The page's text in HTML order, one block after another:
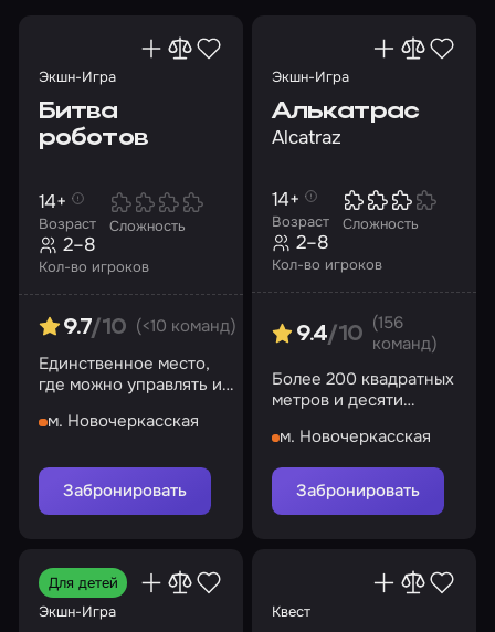
Экшн-Игра
Битва
роботов
Возраст
14+
Сложность
Кол-во игроков
2–8
9.7/10 (<10 команд)
Единственное место,
где можно управлять и
механизмами!
м. Новочеркасская
Забронировать
Экшн-Игра
Алькатрас
Alcatraz
Возраст
14+
Сложность
Кол-во игроков
2–8
9.4/10
(156
команд)
Более 200 квадратных
метров и десяти
самом сердце
легендарной тюрьмы
м. Новочеркасская
Забронировать
Для детей
Экшн-Игра
Квест